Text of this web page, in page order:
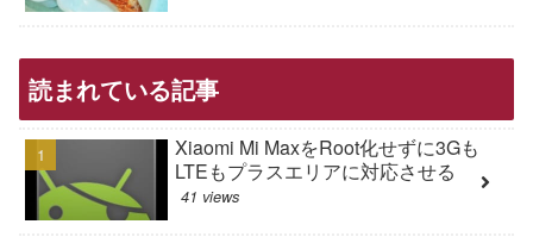
読まれている記事
Xiaomi Mi MaxをRoot化せずに3Gも
LTEもプラスエリアに対応させる
41 views